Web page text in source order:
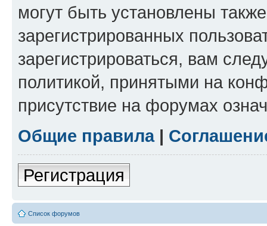
могут быть установлены
зарегистрированных
зарегистрироваться, вам
политикой, принятыми на
присутствие на форумах
Общие правила|
Регистрация
Список форумов